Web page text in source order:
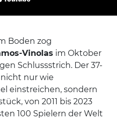
Boden zog
Vinolas im Oktober
Schlussstrich. Der 37-
nur wie
einstreichen, sondern
von 2011 bis 2023
100 Spielern der Welt